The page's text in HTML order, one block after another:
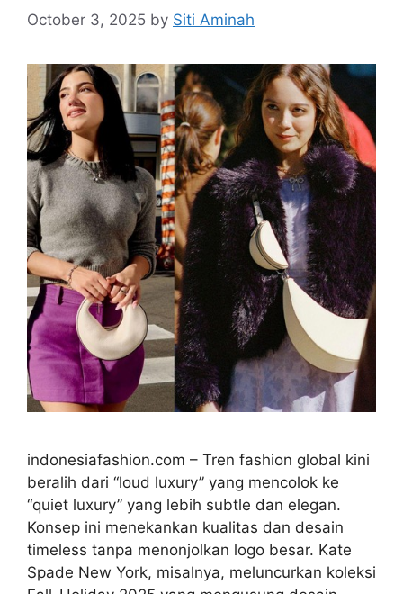
October 3, 2025 by Siti Aminah
indonesiafashion.com – Tren fashion global kini
beralih dari “loud luxury” yang mencolok ke
“quiet luxury” yang lebih subtle dan elegan.
Konsep ini menekankan kualitas dan desain
timeless tanpa menonjolkan logo besar. Kate
Spade New York, misalnya, meluncurkan koleksi